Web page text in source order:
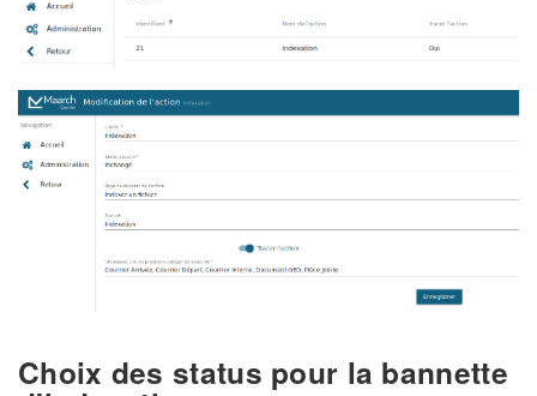
Choix des status pour la bannette